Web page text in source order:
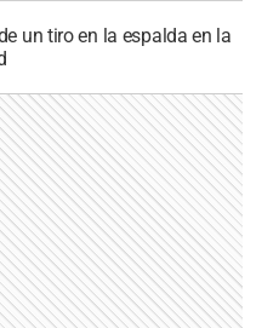
un tiro en la espalda en la